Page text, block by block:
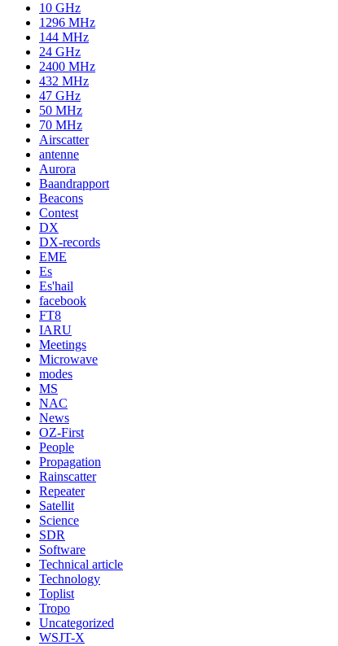
10 GHz
1296 MHz
144 MHz
24 GHz
2400 MHz
432 MHz
47 GHz
50 MHz
70 MHz
Airscatter
antenne
Aurora
Baandrapport
Beacons
Contest
DX
DX-records
EME
Es
Es'hail
facebook
FT8
IARU
Meetings
Microwave
modes
MS
NAC
News
OZ-First
People
Propagation
Rainscatter
Repeater
Satellit
Science
SDR
Software
Technical article
Technology
Toplist
Tropo
Uncategorized
WSJT-X